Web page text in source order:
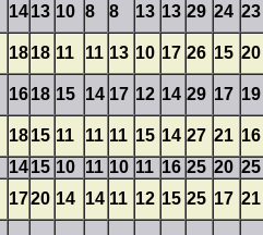
1413 10 8 8 13 13 29 24 23
1818 11 11 13 10 17 26 15 20
1618 15 14 17 12 14 29 17 19
1815 11 11 11 15 14 27 21 16
1415 10 11 10 11 16 25 20 25
1720 14 14 11 12 15 25 17 21